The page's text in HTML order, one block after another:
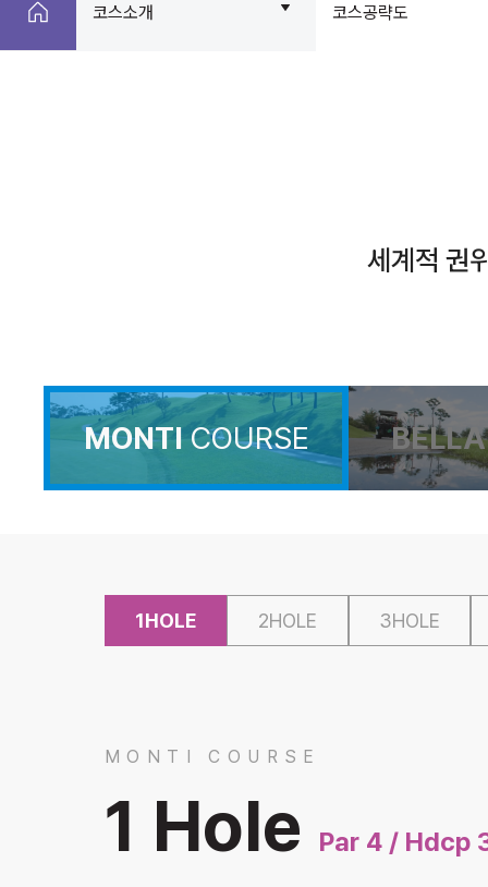
코스소개 코스공략도
세계적 권
MONTICOURSE BELLA
1HOLE 2HOLE 3HOLE
MONTI COURSE
1 Hole Par 4 / Hdcp